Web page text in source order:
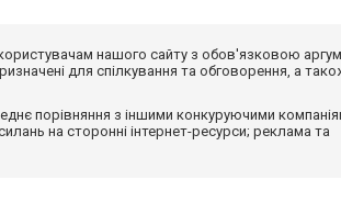
нашого сайту з обов'язковою
для спілкування та обговорення, а
порівняння з іншими конкуруючими
на сторонні інтернет-ресурси; реклама та